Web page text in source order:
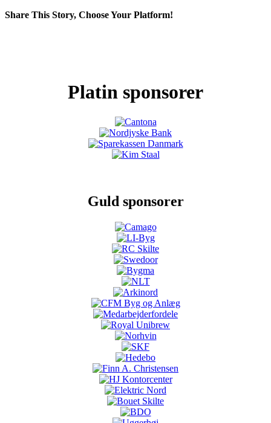
Share This Story, Choose Your Platform!
Platin sponsorer
Guld sponsorer